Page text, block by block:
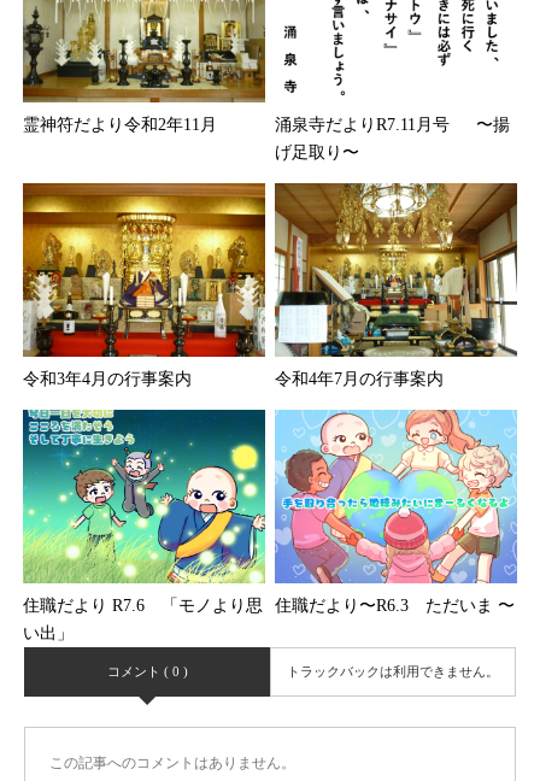
霊神符だより令和2年11月
涌泉寺だよりR7.11月号 〜揚
げ足取り〜
令和3年4月の行事案内 令和4年7月の行事案内
住職だより R7.6 「モノより思
い出」
住職だより〜R6.3 ただいま 〜
コメント ( 0 ) トラックバックは利用できません。
この記事へのコメントはありません。